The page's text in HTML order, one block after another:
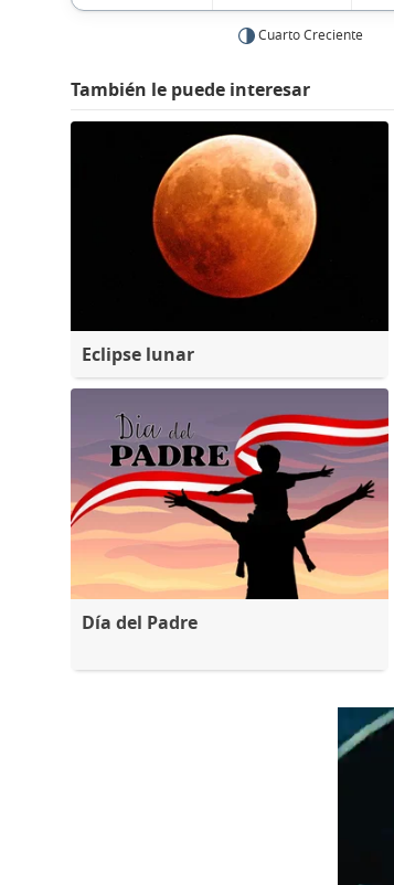
Cuarto Creciente
También le puede interesar
Eclipse lunar
Día del Padre